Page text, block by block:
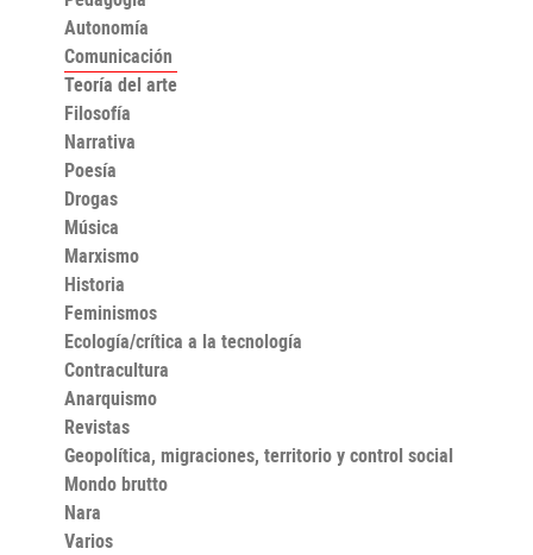
Autonomía
Comunicación
Teoría del arte
Filosofía
Narrativa
Poesía
Drogas
Música
Marxismo
Historia
Feminismos
Ecología/crítica a la tecnología
Contracultura
Anarquismo
Revistas
Geopolítica, migraciones, territorio y control social
Mondo brutto
Nara
Varios